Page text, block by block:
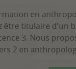
en
être titulaire d'un
3. Nous
2 en